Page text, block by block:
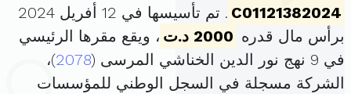
C01121382024
. تم تأسيسها في 12 أفريل 2024
برأس مال قدره 2000 د.ت
، ويقع مقرها الرئيسي
في 9 نهج نور الدين الخناشي المرسى (
2078)،
الشركة مسجلة في السجل الوطني للمؤسسات